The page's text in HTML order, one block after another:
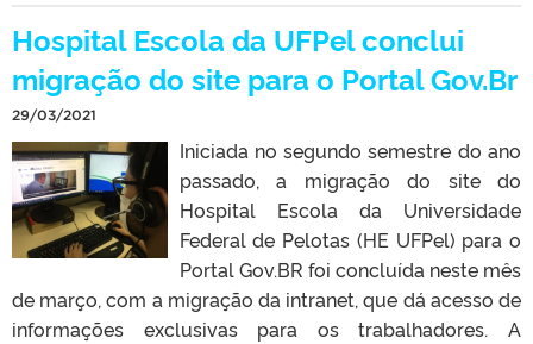
Hospital Escola da UFPel conclui
migração do site para o Portal Gov.Br
29/03/2021
Iniciada no segundo semestre do ano
passado, a migração do site do
Hospital Escola da Universidade
Federal de Pelotas (HE UFPel) para o
Portal Gov.BR foi concluída neste mês
de março, com a migração da intranet, que dá acesso de
informações exclusivas para os trabalhadores. A